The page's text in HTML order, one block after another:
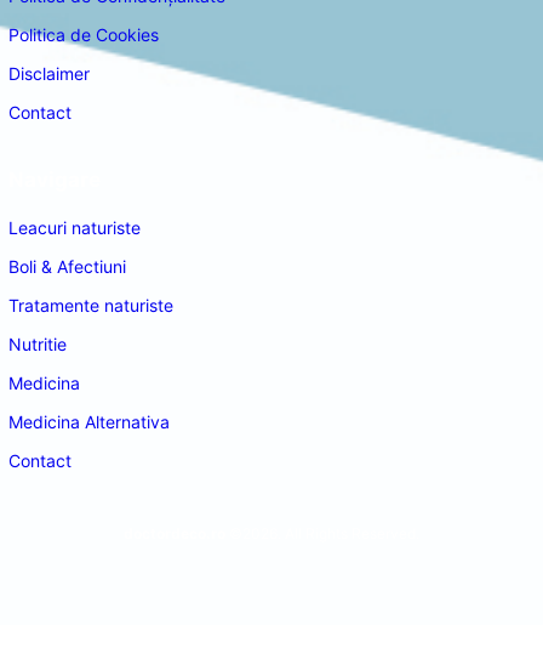
Politica de Cookies
Disclaimer
Contact
Leacuri naturiste
Boli & Afectiuni
Tratamente naturiste
Nutritie
Medicina
Medicina Alternativa
Contact